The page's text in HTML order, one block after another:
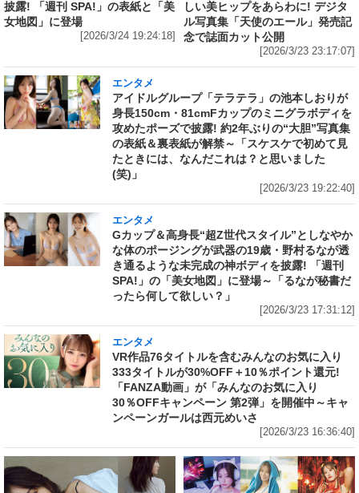
披露! 「週刊 SPA!」の表紙と「美
女地図」に登場
[2026/3/24 19:24:18]
しい美ヒップをあらわに! デジタ
ル写真集「天使のエール」発売記
念で誌面カット公開
[2026/3/23 23:17:07]
エンタメ
アイドルグループ「テラテラ」の池本しおりが
身長150cm・81cmFカップのミニグラボディを
攻めたポーズで披露! 約2年ぶりの“大胆”写真集
の表紙＆裏表紙が解禁～「スケスケで初めて見
たときには、なんだこれは？と思いました
(笑)」
[2026/3/23 19:22:40]
エンタメ
Gカップ＆高身長“超Z世代スタイル”としなやか
な体のポージングが武器の19歳・野村るなが透
き通るような未完成の神ボディを披露! 「週刊
SPA!」の「美女地図」に登場～「るなが秘書だ
ったら何して欲しい？」
[2026/3/23 17:31:12]
エンタメ
VR作品76タイトルを含むみんなのお気に入り
333タイトルが30%OFF＋10％ポイント還元!
「FANZA動画」が「みんなのお気に入り
30％OFFキャンペーン 第2弾」を開催中～キャ
ンペーンガールは西元めいさ
[2026/3/23 16:36:40]